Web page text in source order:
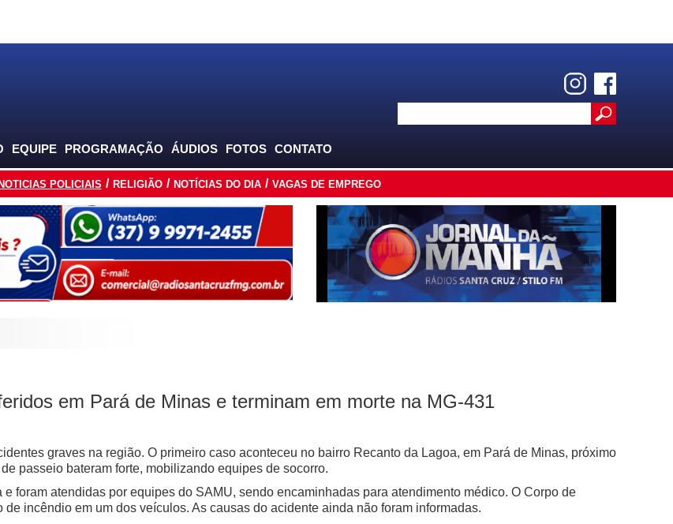
EQUIPE PROGRAMAÇÃO ÁUDIOS FOTOS CONTATO
POLICIAIS RELIGIÃO NOTÍCIAS DO DIA VAGAS DE EMPREGO
em Pará de Minas e terminam em morte na MG-431
graves na região. O primeiro caso aconteceu no bairro Recanto da Lagoa, em Pará de Minas, próximo
passeio bateram forte, mobilizando equipes de socorro.
foram atendidas por equipes do SAMU, sendo encaminhadas para atendimento médico. O Corpo de
incêndio em um dos veículos. As causas do acidente ainda não foram informadas.